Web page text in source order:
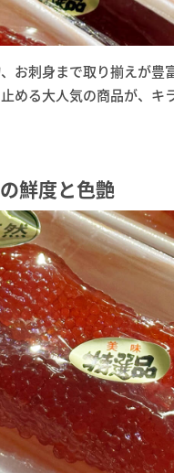
お刺身まで取り揃えが豊
める大人気の商品が、キ
鮮度と色艶